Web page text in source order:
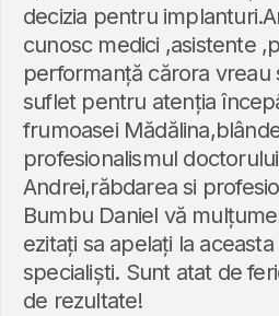
decizia pentru
cunosc medici ,asistente
performanță cărora vreau
suflet pentru atenția
frumoasei
profesionalismul
Andrei,răbdarea si
Bumbu Daniel vă
ezitați sa apelați la
specialiști. Sunt atat de
de rezultate!